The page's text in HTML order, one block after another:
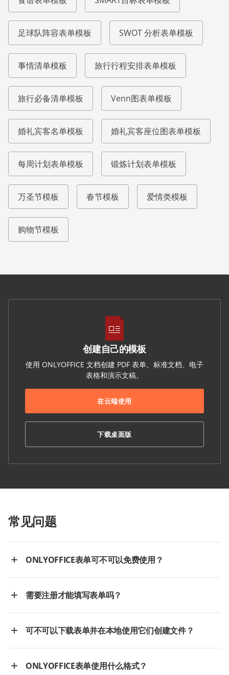
足球队阵容表单模板 SWOT 分析表单模板
事情清单模板 旅行行程安排表单模板
旅行必备清单模板 Venn图表单模板
婚礼宾客名单模板 婚礼宾客座位图表单模板
每周计划表单模板 锻炼计划表单模板
万圣节模板 春节模板 爱情类模板
购物节模板
创建自己的模板
使用 ONLYOFFICE 文档创建 PDF 表单、标准文档、电子
表格和演示文稿。
在云端使用
下载桌面版
常见问题
ONLYOFFICE表单可不可以免费使用？
需要注册才能填写表单吗？
可不可以下载表单并在本地使用它们创建文件？
ONLYOFFICE表单使用什么格式？